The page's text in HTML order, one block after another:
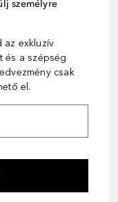
személyre
az exkluzív
és a szépség
csak
el.